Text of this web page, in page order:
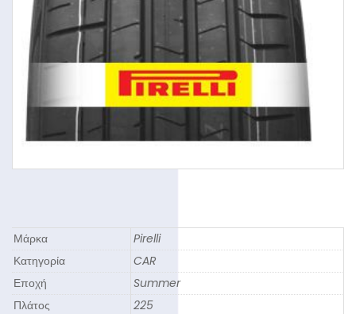
Μάρκα
Pirelli
Κατηγορία
CAR
Εποχή
Summer
Πλάτος
225